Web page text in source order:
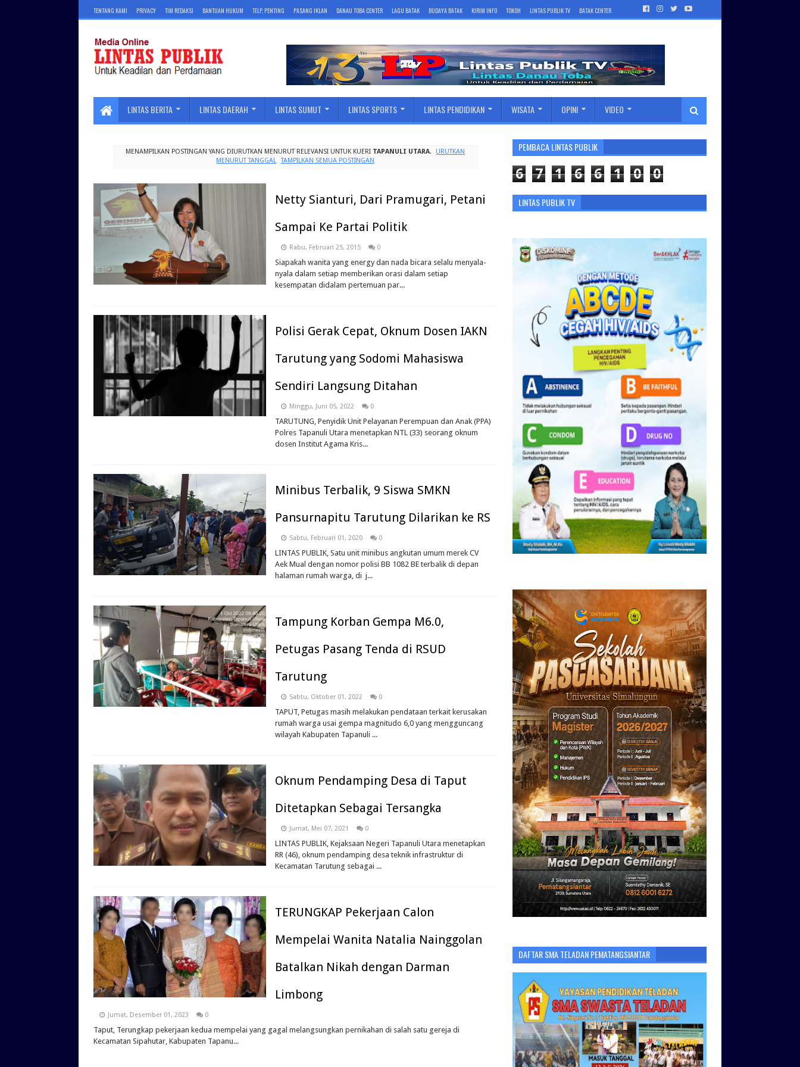
TENTANG KAMI PRIVACY TIM REDAKSI BANTUAN HUKUM TELP, PENTING PASANG IKLAN DANAU TOBA CENTER LAGU BATAK BUDAYA BATAK KIRIM INFO TOKOH LINTAS PUBLIK TV BATAK CENTER
LINTAS BERITA LINTAS DAERAH LINTAS SUMUT LINTAS SPORTS LINTAS PENDIDIKAN WISATA OPINI VIDEO
MENAMPILKAN POSTINGAN YANG DIURUTKAN MENURUT RELEVANSI UNTUK KUERI TAPANULI UTARA.
URUTKAN
MENURUT TANGGAL TAMPILKAN SEMUA POSTINGAN
Netty Sianturi, Dari Pramugari, Petani
Sampai Ke Partai Politik
Rabu, Februari 25, 2015 0
Siapakah wanita yang energy dan nada bicara selalu menyala-
nyala dalam setiap memberikan orasi dalam setiap
kesempatan didalam pertemuan par...
Polisi Gerak Cepat, Oknum Dosen IAKN
Tarutung yang Sodomi Mahasiswa
Sendiri Langsung Ditahan
Minggu, Juni 05, 2022 0
TARUTUNG, Penyidik Unit Pelayanan Perempuan dan Anak (PPA)
Polres Tapanuli Utara menetapkan NTL (33) seorang oknum
dosen Institut Agama Kris...
Minibus Terbalik, 9 Siswa SMKN
Pansurnapitu Tarutung Dilarikan ke RS
Sabtu, Februari 01, 2020 0
LINTAS PUBLIK, Satu unit minibus angkutan umum merek CV
Aek Mual dengan nomor polisi BB 1082 BE terbalik di depan
halaman rumah warga, di j...
Tampung Korban Gempa M6.0,
Petugas Pasang Tenda di RSUD
Tarutung
Sabtu, Oktober 01, 2022 0
TAPUT, Petugas masih melakukan pendataan terkait kerusakan
rumah warga usai gempa magnitudo 6,0 yang mengguncang
wilayah Kabupaten Tapanuli ...
Oknum Pendamping Desa di Taput
Ditetapkan Sebagai Tersangka
Jumat, Mei 07, 2021 0
LINTAS PUBLIK, Kejaksaan Negeri Tapanuli Utara menetapkan
RR (46), oknum pendamping desa teknik infrastruktur di
Kecamatan Tarutung sebagai ...
TERUNGKAP Pekerjaan Calon
Mempelai Wanita Natalia Nainggolan
Batalkan Nikah dengan Darman
Limbong
Jumat, Desember 01, 2023 0
Taput, Terungkap pekerjaan kedua mempelai yang gagal melangsungkan pernikahan di salah satu gereja di
Kecamatan Sipahutar, Kabupaten Tapanu...
PEMBACA LINTAS PUBLIK
6 7 1 6 6 1 0 0
LINTAS PUBLIK TV
DAFTAR SMA TELADAN PEMATANGSIANTAR